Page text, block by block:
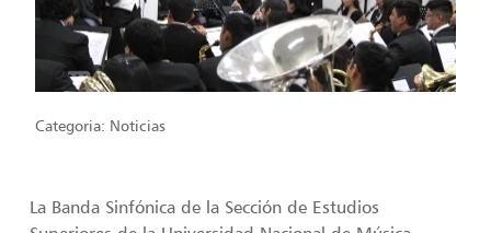
Categoria: Noticias
La Banda Sinfónica de la Sección de Estudios